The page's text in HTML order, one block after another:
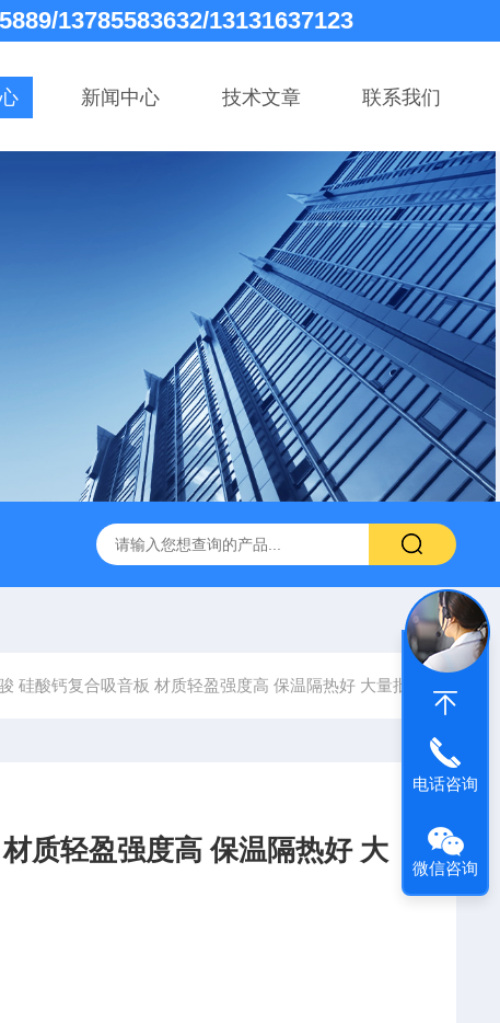
13785583632/13131637123
新闻中心 技术文章 联系我们
600*1200鑫鹏骏 岩棉天花板 防火抗下陷 吸音吊顶 玻纤
硅酸钙复合吸音板 材质轻盈强度高 保温隔热好 大量批发
质轻盈强度高 保温隔热好 大
电话咨询
微信咨询